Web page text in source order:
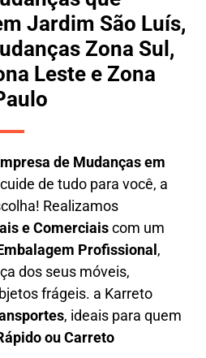
Jardim São Luís,
Zona Sul,
Leste e Zona
mpresa de Mudanças em
de tudo para você, a
Realizamos
e Comerciaiscom um
mbalagem Profissional ,
dos seus móveis,
frágeis. a Karreto
, ideais para quem
ou Carreto